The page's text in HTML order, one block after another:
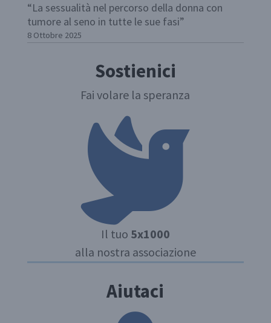
“La sessualità nel percorso della donna con
tumore al seno in tutte le sue fasi”
8 Ottobre 2025
Sostienici
Fai volare la speranza
Il tuo 5x1000
alla nostra associazione
Aiutaci